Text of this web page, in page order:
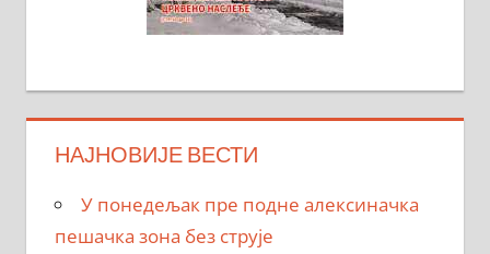
НАЈНОВИЈЕ ВЕСТИ
У понедељак пре подне алексиначка
пешачка зона без струје